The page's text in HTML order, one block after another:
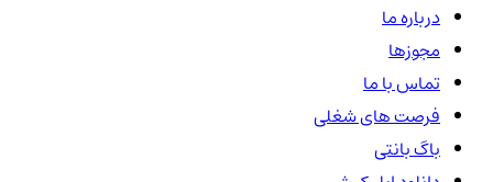
درباره ما
مجوزها
تماس با ما
فرصت های شغلی
باگ بانتی